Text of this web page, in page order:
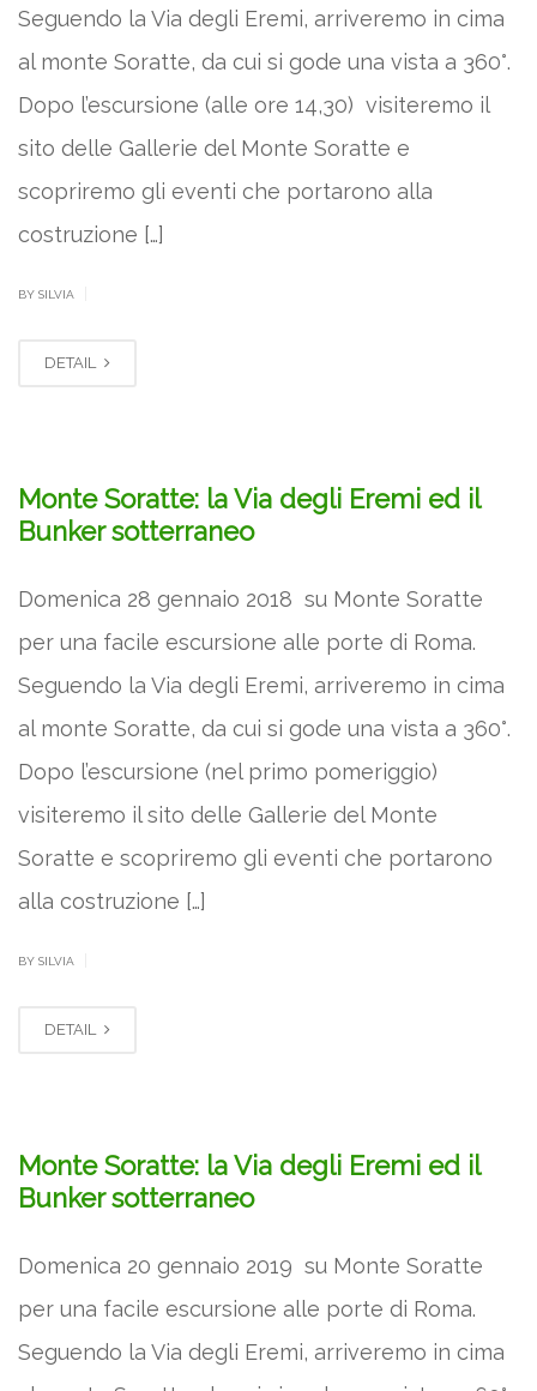
Seguendo la Via degli Eremi, arriveremo in cima
al monte Soratte, da cui si gode una vista a 360°.
Dopo l’escursione (alle ore 14,30) visiteremo il
sito delle Gallerie del Monte Soratte e
scopriremo gli eventi che portarono alla
costruzione […]
BY SILVIA
DETAIL
Monte Soratte: la Via degli Eremi ed il
Bunker sotterraneo
Domenica 28 gennaio 2018 su Monte Soratte
per una facile escursione alle porte di Roma.
Seguendo la Via degli Eremi, arriveremo in cima
al monte Soratte, da cui si gode una vista a 360°.
Dopo l’escursione (nel primo pomeriggio)
visiteremo il sito delle Gallerie del Monte
Soratte e scopriremo gli eventi che portarono
alla costruzione […]
BY SILVIA
DETAIL
Monte Soratte: la Via degli Eremi ed il
Bunker sotterraneo
Domenica 20 gennaio 2019 su Monte Soratte
per una facile escursione alle porte di Roma.
Seguendo la Via degli Eremi, arriveremo in cima